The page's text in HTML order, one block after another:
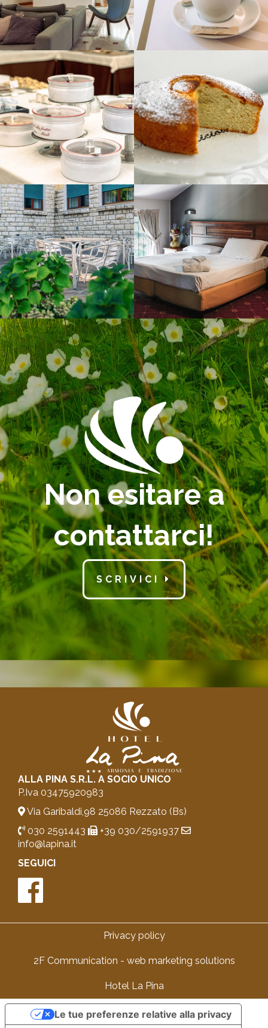
Non esitare a
contattarci!
SCRIVICI
ALLA PINA S.R.L. A SOCIO UNICO
P.Iva 03475920983
Via Garibaldi,98 25086 Rezzato (Bs)
030 2591443
+39 030/2591937
info@lapina.it
SEGUICI
Privacy policy
2F Communication - web marketing solutions
Hotel La Pina
Le tue preferenze relative alla privacy